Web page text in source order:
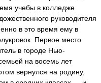
учебы в колледже
руководителя
в это время ему в
Первое место
в городе Нью-
на восемь лет
вернулся на родину,